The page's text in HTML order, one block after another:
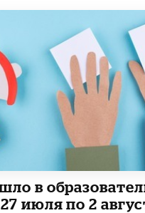
в
июля по 2